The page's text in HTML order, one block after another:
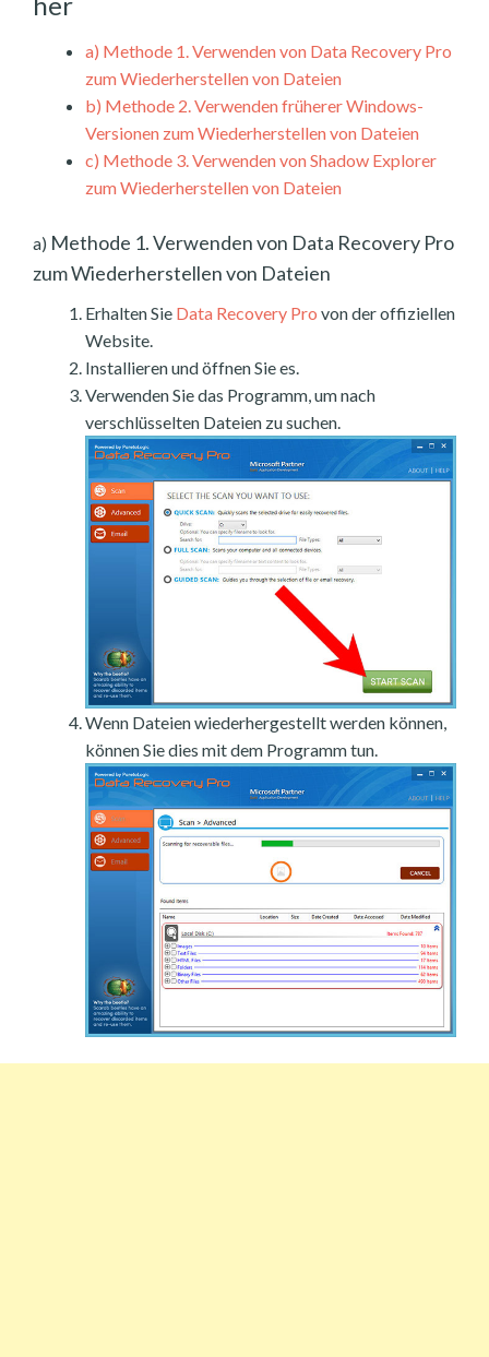
a) Methode 1. Verwenden von Data Recovery Pro
zum Wiederherstellen von Dateien
b) Methode 2. Verwenden früherer Windows-
Versionen zum Wiederherstellen von Dateien
c) Methode 3. Verwenden von Shadow Explorer
zum Wiederherstellen von Dateien
a) Methode 1. Verwenden von Data Recovery Pro
zum Wiederherstellen von Dateien
Erhalten Sie Data Recovery Pro von der offiziellen
Website.
Installieren und öffnen Sie es.
Verwenden Sie das Programm, um nach
verschlüsselten Dateien zu suchen.
Wenn Dateien wiederhergestellt werden können,
können Sie dies mit dem Programm tun.